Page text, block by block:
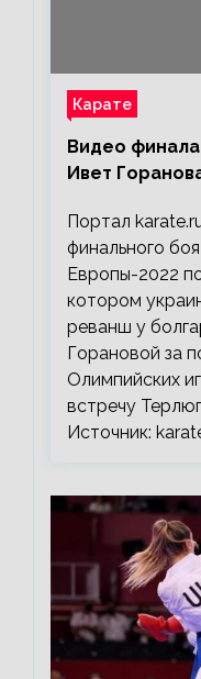
Карате
Видео
Ивет
Портал
финального
Европы-2022
котором
реванш у
Горановой за
Олимпийских
встречу
Источник: